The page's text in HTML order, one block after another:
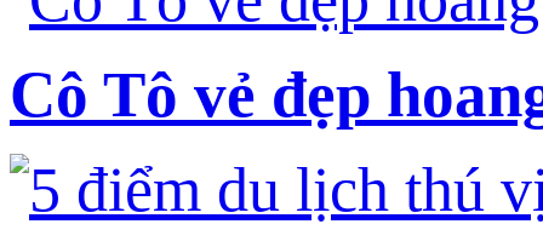
Cô Tô vẻ đẹp